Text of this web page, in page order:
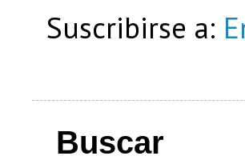
Suscribirse a:
Buscar